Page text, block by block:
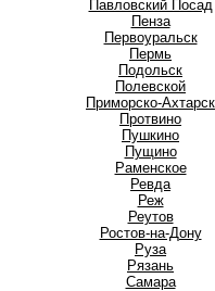
Павловский Посад
Пенза
Первоуральск
Пермь
Подольск
Полевской
Приморско-Ахтарск
Протвино
Пушкино
Пущино
Раменское
Ревда
Реж
Реутов
Ростов-на-Дону
Руза
Рязань
Самара